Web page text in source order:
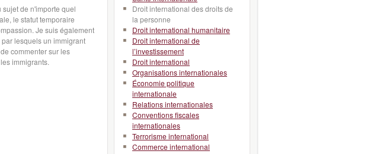
de n'importe quel
le statut temporaire
Je suis également
lesquels un immigrant
commenter sur les
immigrants.
Droit international des droits de
la personne
Droit international humanitaire
Droit international de
l’investissement
Droit international
Organisations internationales
Économie politique
internationale
Relations internationales
Conventions fiscales
internationales
Terrorisme international
Commerce international